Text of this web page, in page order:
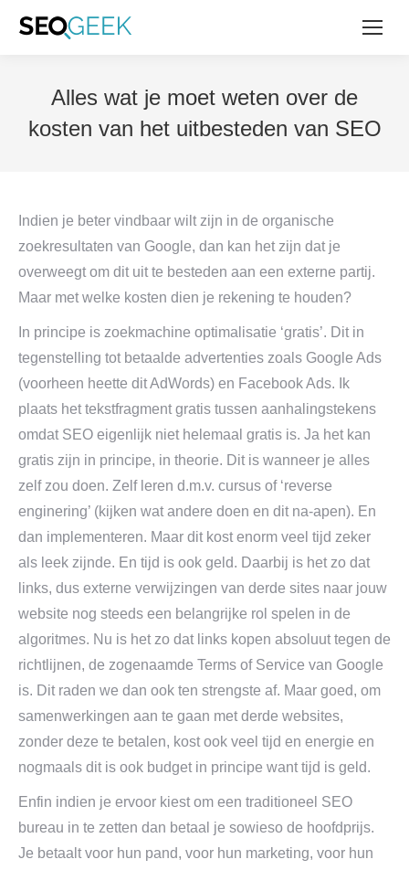
Alles wat je moet weten over de
kosten van het uitbesteden van SEO
Indien je beter vindbaar wilt zijn in de organische
zoekresultaten van Google, dan kan het zijn dat je
overweegt om dit uit te besteden aan een externe partij.
Maar met welke kosten dien je rekening te houden?
In principe is zoekmachine optimalisatie ‘gratis’. Dit in
tegenstelling tot betaalde advertenties zoals Google Ads
(voorheen heette dit AdWords) en Facebook Ads. Ik
plaats het tekstfragment gratis tussen aanhalingstekens
omdat SEO eigenlijk niet helemaal gratis is. Ja het kan
gratis zijn in principe, in theorie. Dit is wanneer je alles
zelf zou doen. Zelf leren d.m.v. cursus of ‘reverse
enginering’ (kijken wat andere doen en dit na-apen). En
dan implementeren. Maar dit kost enorm veel tijd zeker
als leek zijnde. En tijd is ook geld. Daarbij is het zo dat
links, dus externe verwijzingen van derde sites naar jouw
website nog steeds een belangrijke rol spelen in de
algoritmes. Nu is het zo dat links kopen absoluut tegen de
richtlijnen, de zogenaamde Terms of Service van Google
is. Dit raden we dan ook ten strengste af. Maar goed, om
samenwerkingen aan te gaan met derde websites,
zonder deze te betalen, kost ook veel tijd en energie en
nogmaals dit is ook budget in principe want tijd is geld.
Enfin indien je ervoor kiest om een traditioneel SEO
bureau in te zetten dan betaal je sowieso de hoofdprijs.
Je betaalt voor hun pand, voor hun marketing, voor hun